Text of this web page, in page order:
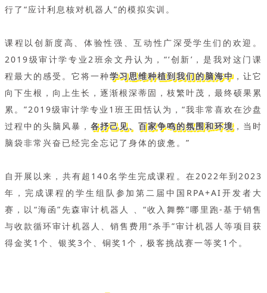
行了“应计利息核对机器人”的模拟实训。
课程以创新度高、体验性强、互动性广深受学生们的欢迎。
2019级审计学专业2班余文丹认为，“‘创新’，是我对这门课
程最大的感受。它将一种学习思维种植到我们的脑海中 ，让它
向下生根，向上生长，逐渐根深蒂固，枝繁叶茂，最终硕果累
累。”2019级审计学专业1班王田恬认为，“我非常喜欢在沙盘
过程中的头脑风暴， 各抒己见、百家争鸣的氛围和环境，当时
脑袋非常兴奋已经完全忘记了身体的疲惫。”
自开展以来，共有超140名学生完成课程。在2022年到2023
年，完成课程的学生组队参加第二届中国RPA+AI开发者大
赛，以“海函”先森审计机器人 、“收入舞弊”哪里跑-基于销售
与收款循环审计机器人、销售费用“杀手”审计机器人等项目获
得金奖1个、银奖3个、铜奖1个，极客挑战赛一等奖1个。